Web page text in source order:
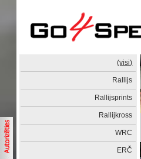
(visi)
Rallijs
Rallijsprints
Rallijkross
WRC
ERČ